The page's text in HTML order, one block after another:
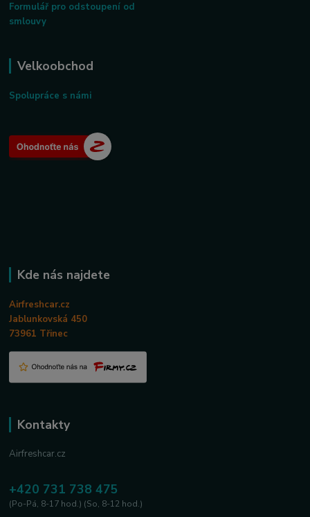
Formulář pro odstoupení od
smlouvy
Velkoobchod
Spolupráce s námi
Kde nás najdete
Airfreshcar.cz
Jablunkovská 450
73961 Třinec
Kontakty
Airfreshcar.cz
+420 731 738 475
(Po-Pá, 8-17 hod.) (So, 8-12 hod.)